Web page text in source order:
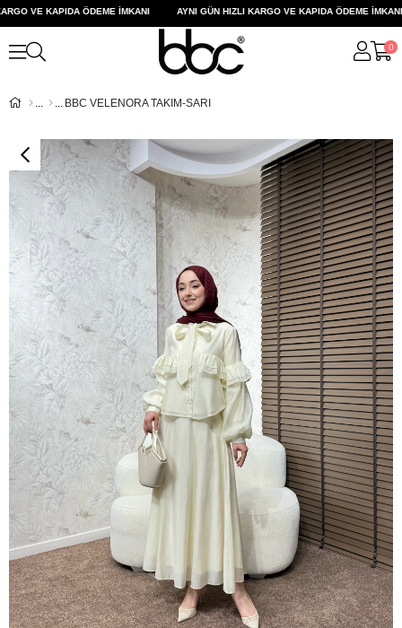
VE KAPIDA ÖDEME İMKANI AYNI GÜN HIZLI KARGO VE KAPIDA ÖDEME İMKANI
0
BBC VELENORA TAKIM-SARI